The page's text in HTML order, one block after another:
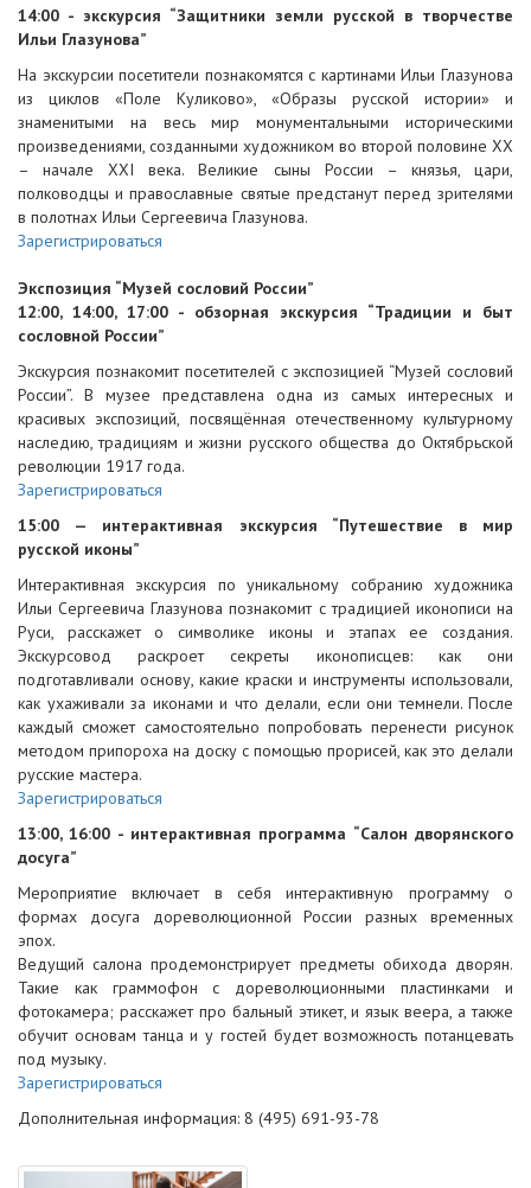
14:00 - экскурсия “Защитники земли русской в творчестве
Ильи Глазунова”
На экскурсии посетители познакомятся с картинами Ильи Глазунова
из циклов «Поле Куликово», «Образы русской истории» и
знаменитыми на весь мир монументальными историческими
произведениями, созданными художником во второй половине XX
– начале XXI века. Великие сыны России – князья, цари,
полководцы и православные святые предстанут перед зрителями
в полотнах Ильи Сергеевича Глазунова.
Зарегистрироваться
Экспозиция “Музей сословий России”
12:00, 14:00, 17:00 - обзорная экскурсия “Традиции и быт
сословной России”
Экскурсия познакомит посетителей с экспозицией “Музей сословий
России”. В музее представлена одна из самых интересных и
красивых экспозиций, посвящённая отечественному культурному
наследию, традициям и жизни русского общества до Октябрьской
революции 1917 года.
Зарегистрироваться
15:00 — интерактивная экскурсия “Путешествие в мир
русской иконы”
Интерактивная экскурсия по уникальному собранию художника
Ильи Сергеевича Глазунова познакомит с традицией иконописи на
Руси, расскажет о символике иконы и этапах ее создания.
Экскурсовод раскроет секреты иконописцев: как они
подготавливали основу, какие краски и инструменты использовали,
как ухаживали за иконами и что делали, если они темнели. После
каждый сможет самостоятельно попробовать перенести рисунок
методом припороха на доску с помощью прорисей, как это делали
русские мастера.
Зарегистрироваться
13:00, 16:00 - интерактивная программа “Салон дворянского
досуга”
Мероприятие включает в себя интерактивную программу о
формах досуга дореволюционной России разных временных
эпох.
Ведущий салона продемонстрирует предметы обихода дворян.
Такие как граммофон с дореволюционными пластинками и
фотокамера; расскажет про бальный этикет, и язык веера, а также
обучит основам танца и у гостей будет возможность потанцевать
под музыку.
Зарегистрироваться
Дополнительная информация: 8 (495) 691-93-78